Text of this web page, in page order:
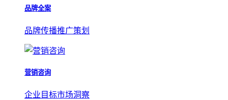
品牌全案
品牌传播推广策划
营销咨询
企业目标市场洞察